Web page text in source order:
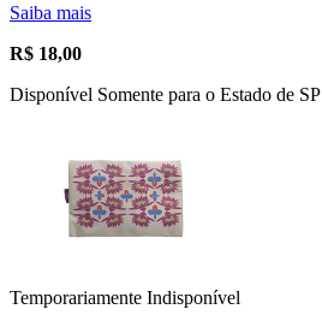
Saiba mais
R$ 18,00
Disponível Somente para o Estado de SP
Temporariamente Indisponível